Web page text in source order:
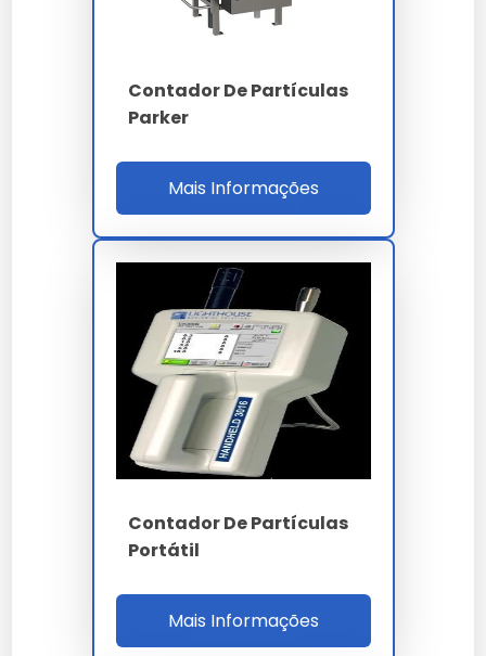
0.04 a 2500 µm
Canais
70 - 100 µm (c)
Repetibilidade
inferior a 1% conforme
ISO 13320
Vazão amostra
0.5 a 3.0 L/min
Ultrassom dispersão
40 kHz integrado
Calibração
Látex PS NIST
traceable 1 a 100 µm
Normas
ISO 4406 - NAS 1638 -
SAE AS4059 - ISO
14644
Interfaces
Ethernet TCP/IP -
Contador De Partículas
Parker
Mais Informações
Contador De Partículas
Portátil
Mais Informações